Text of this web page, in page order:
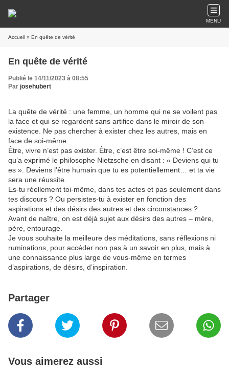
MENU
Accueil » En quête de vérité
En quête de vérité
Publié le 14/11/2023 à 08:55
Par josehubert
La quête de vérité : une femme, un homme qui ne se voilent pas
la face et qui se regardent sans artifice dans le miroir de son
existence. Ne pas chercher à exister chez les autres, mais en
face de soi-même.
Être, vivre n’est pas exister. Être, c’est être soi-même ! C’est ce
qu’a exprimé le philosophe Nietzsche en disant : « Deviens qui tu
es ». Deviens l’être humain que tu es potentiellement… et ta vie
sera une réussite.
Es-tu réellement toi-même, dans tes actes et pas seulement dans
tes discours ? Ou persistes-tu à exister en fonction des
aspirations et des désirs des autres et des circonstances ?
Avant de naître, on est déjà sujet aux désirs des autres – mère,
père, entourage.
Je vous souhaite la meilleure des méditations, sans réflexions ni
ruminations, pour accéder non pas à un savoir en plus, mais à
une connaissance plus large de vous-même en termes
d’aspirations, de désirs, d’inspiration.
Partager
Vous aimerez aussi